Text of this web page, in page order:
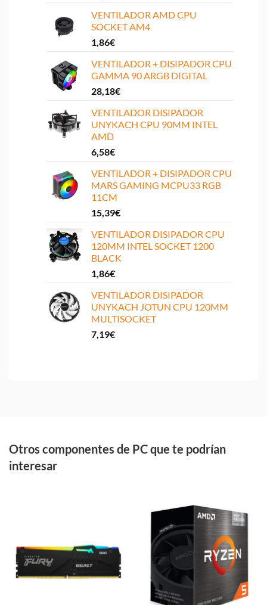
VENTILADOR AMD CPU
SOCKET AM4
1,86€
VENTILADOR + DISIPADOR CPU
GAMMA 90 ARGB DIGITAL
28,18€
VENTILADOR DISIPADOR
UNYKACH CPU 90MM INTEL
AMD
6,58€
VENTILADOR + DISIPADOR CPU
MARS GAMING MCPU33 RGB
11CM
15,39€
VENTILADOR DISIPADOR CPU
120MM INTEL SOCKET 1200
BLACK
1,86€
VENTILADOR DISIPADOR
UNYKACH JOTUN CPU 120MM
MULTISOCKET
7,19€
Otros componentes de PC que te podrían
interesar